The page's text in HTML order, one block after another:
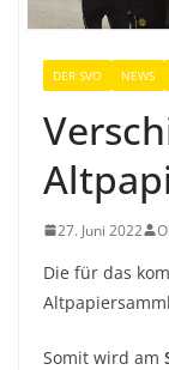
DER SVO NEWS
27. Juni 2022
Die für das
Somit wird am